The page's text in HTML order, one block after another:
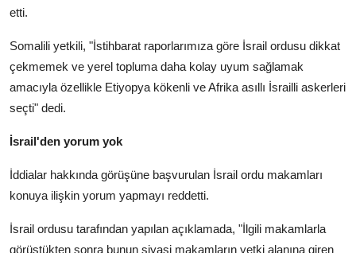
etti.
Somalili yetkili, "İstihbarat raporlarımıza göre İsrail ordusu dikkat
çekmemek ve yerel topluma daha kolay uyum sağlamak
amacıyla özellikle Etiyopya kökenli ve Afrika asıllı İsrailli askerleri
seçti" dedi.
İsrail'den yorum yok
İddialar hakkında görüşüne başvurulan İsrail ordu makamları
konuya ilişkin yorum yapmayı reddetti.
İsrail ordusu tarafından yapılan açıklamada, "İlgili makamlarla
görüştükten sonra bunun siyasi makamların yetki alanına giren